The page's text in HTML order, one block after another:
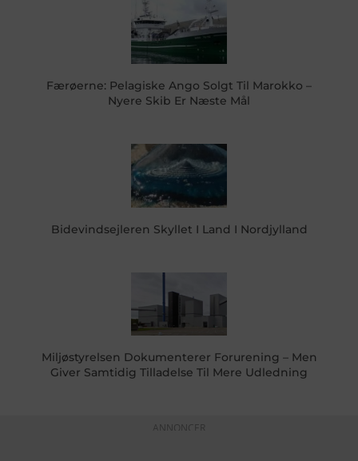
Færøerne: Pelagiske Ango Solgt Til Marokko –
Nyere Skib Er Næste Mål
Bidevindsejleren Skyllet I Land I Nordjylland
Miljøstyrelsen Dokumenterer Forurening – Men
Giver Samtidig Tilladelse Til Mere Udledning
ANNONCER